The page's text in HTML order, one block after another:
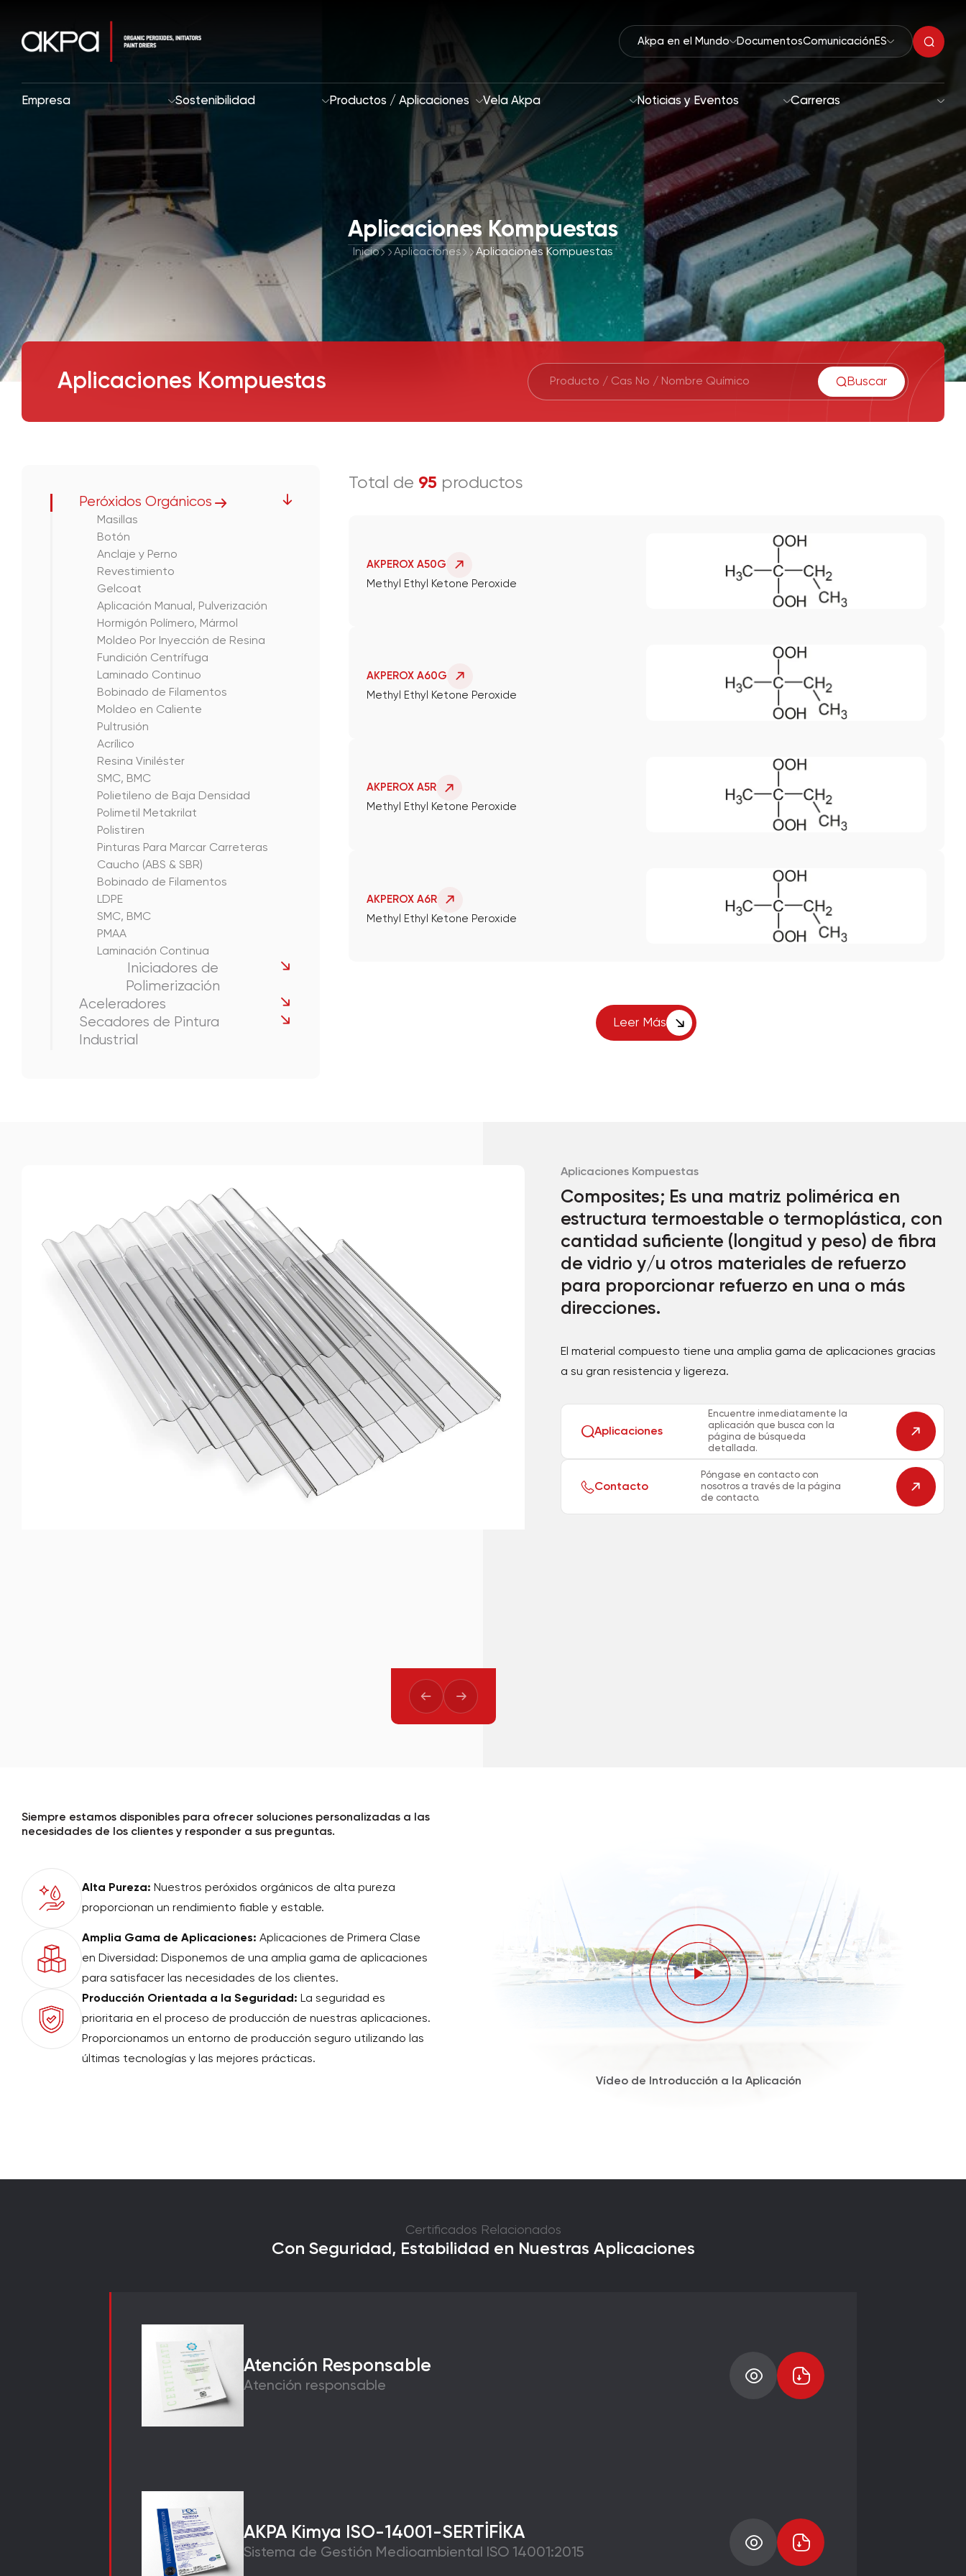
Akpa en el Mundo DocumentosComunicación ES
Empresa
Quiénes Somos
Nuestra Estrategia 2028
I+D e Innovación
Sostenibilidad
Enfoque de Sostenibilidad
Áreas de Interés y Objetivos
Productos / Aplicaciones
Peróxidos Orgánicos
Aceleradores
Iniciadores de Polimerización
Secadores de Pintura
Vela Akpa Noticias y Eventos Carreras
Aplicaciones Kompuestas
Inicio Aplicaciones Aplicaciones Kompuestas
Aplicaciones Kompuestas Buscar
Peróxidos Orgánicos
Masillas
Botón
Anclaje y Perno
Revestimiento
Gelcoat
Aplicación Manual, Pulverización
Hormigón Polímero, Mármol
Moldeo Por Inyección de Resina
Fundición Centrífuga
Laminado Continuo
Bobinado de Filamentos
Moldeo en Caliente
Pultrusión
Acrílico
Resina Viniléster
SMC, BMC
Polietileno de Baja Densidad
Polimetil Metakrilat
Polistiren
Pinturas Para Marcar Carreteras
Caucho (ABS & SBR)
Bobinado de Filamentos
LDPE
SMC, BMC
PMAA
Laminación Continua
Iniciadores de
Polimerización
Aceleradores
Secadores de Pintura
Industrial
Total de 95 productos
AKPEROX A50G
Methyl Ethyl Ketone Peroxide
AKPEROX A60G
Methyl Ethyl Ketone Peroxide
AKPEROX A5R
Methyl Ethyl Ketone Peroxide
AKPEROX A6R
Methyl Ethyl Ketone Peroxide
Leer Más
Aplicaciones Kompuestas
Composites; Es una matriz polimérica en
estructura termoestable o termoplástica, con
cantidad suficiente (longitud y peso) de fibra
de vidrio y/u otros materiales de refuerzo
para proporcionar refuerzo en una o más
direcciones.
El material compuesto tiene una amplia gama de aplicaciones gracias
a su gran resistencia y ligereza.
Aplicaciones
Encuentre inmediatamente la
aplicación que busca con la
página de búsqueda
detallada.
Contacto
Póngase en contacto con
nosotros a través de la página
de contacto.
Siempre estamos disponibles para ofrecer soluciones personalizadas a las
necesidades de los clientes y responder a sus preguntas.
Alta Pureza: Nuestros peróxidos orgánicos de alta pureza
proporcionan un rendimiento fiable y estable.
Amplia Gama de Aplicaciones: Aplicaciones de Primera Clase
en Diversidad: Disponemos de una amplia gama de aplicaciones
para satisfacer las necesidades de los clientes.
Producción Orientada a la Seguridad: La seguridad es
prioritaria en el proceso de producción de nuestras aplicaciones.
Proporcionamos un entorno de producción seguro utilizando las
últimas tecnologías y las mejores prácticas.
Vídeo de Introducción a la Aplicación
Certificados Relacionados
Con Seguridad, Estabilidad en Nuestras Aplicaciones
Atención Responsable
Atención responsable
AKPA Kimya ISO-14001-SERTİFİKA
Sistema de Gestión Medioambiental ISO 14001:2015